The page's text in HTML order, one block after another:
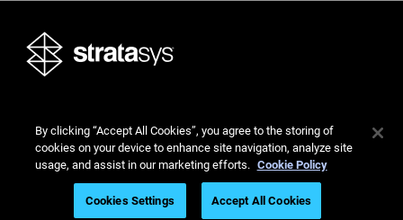
Legal
Política de privacidad Política de privacidad
By clicking “Accept All Cookies”, you agree to the storing of
cookies on your device to enhance site navigation, analyze site
usage, and assist in our marketing efforts. Cookie Policy
Cookies Settings Accept All Cookies